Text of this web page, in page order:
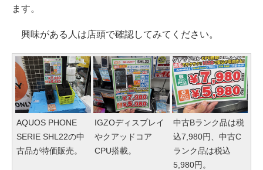
ます。
興味がある人は店頭で確認してみてください。
AQUOS PHONE
SERIE SHL22の中
古品が特価販売。
IGZOディスプレイ
やクアッドコア
CPU搭載。
中古Bランク品は税
込7,980円、中古C
ランク品は税込
5,980円。